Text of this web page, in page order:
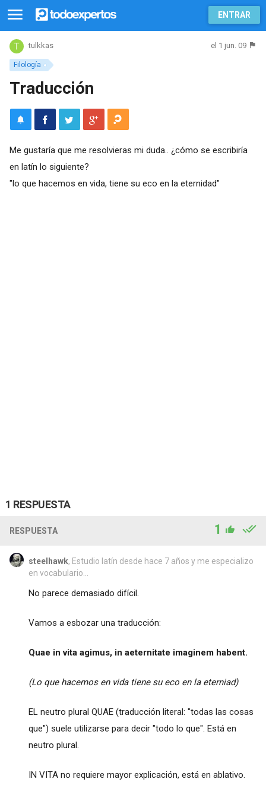
ENTRAR
Filología
tulkkas el 1 jun. 09
Traducción
Me gustaría que me resolvieras mi duda.. ¿cómo se escribiría
en latín lo siguiente?
"lo que hacemos en vida, tiene su eco en la eternidad"
1 RESPUESTA
RESPUESTA 1
steelhawk, Estudio latín desde hace 7 años y me especializo
en vocabulario...
No parece demasiado difícil.
Vamos a esbozar una traducción:
Quae in vita agimus, in aeternitate imaginem habent.
(Lo que hacemos en vida tiene su eco en la eterniad)
EL neutro plural QUAE (traducción literal: "todas las cosas
que") suele utilizarse para decir "todo lo que". Está en
neutro plural.
IN VITA no requiere mayor explicación, está en ablativo.